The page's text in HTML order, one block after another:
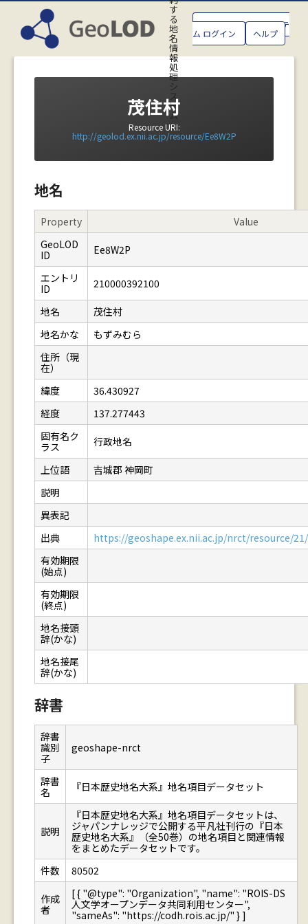
す
る
地
名
情
報
処
理
シ
ス
テ
ム
GeoLOD地名管理システ
ム ログイン ヘルプ
茂住村
Resource URI:
http://geolod.ex.nii.ac.jp/resource/Ee8W2P
地名
Property
Value
GeoLOD
ID
Ee8W2P
エントリ
ID
210000392100
地名
茂住村
地名かな
もずみむら
住所（現
在）
緯度
36.430927
経度
137.277443
固有名ク
ラス
行政地名
上位語
吉城郡 神岡町
説明
異表記
出典
https://geoshape.ex.nii.ac.jp/nrct/resource/
有効期限
(始点)
有効期限
(終点)
地名接頭
辞(かな)
地名接尾
辞(かな)
辞書
辞書
識別
子
geoshape-nrct
辞書
名
『日本歴史地名大系』地名項目データセット
説明
『日本歴史地名大系』地名項目データセットは、
ジャパンナレッジで公開する平凡社刊行の『日本
歴史地名大系』（全50巻）の地名項目と関連情報
をまとめたデータセットです。
件数
80502
作成
者
[ { "@type": "Organization", "name": "ROIS-DS
人文学オープンデータ共同利用センター",
"sameAs": "https://codh.rois.ac.jp/" } ]